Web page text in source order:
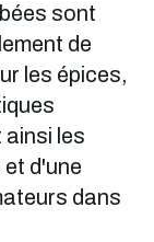
sont
de
les épices,
les
d'une
dans